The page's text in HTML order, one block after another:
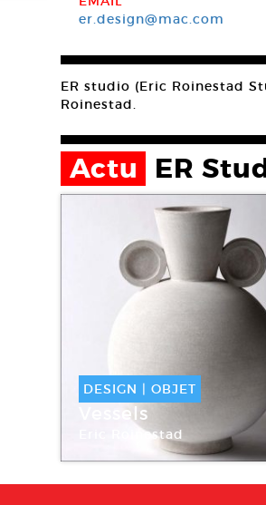
er.design@mac.com
ER studio (Eric Roinestad
Roinestad.
Actu ER
DESIGN | OBJET
Vessels
Eric Roinestad